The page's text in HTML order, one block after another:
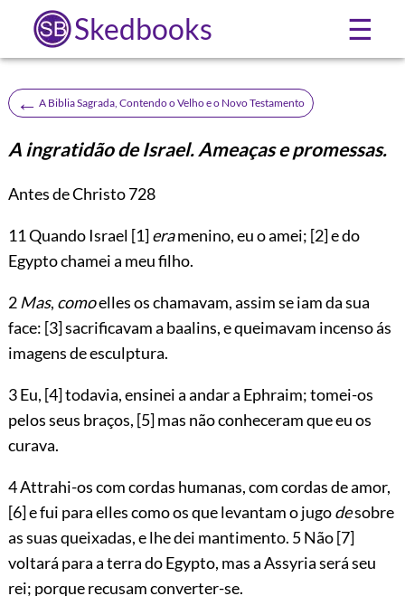
Skedbooks ☰
← A Biblia Sagrada, Contendo o Velho e o Novo Testamento
A ingratidão de Israel. Ameaças e promessas.
Antes de Christo 728
11Quando Israel [1]eramenino, eu o amei; [2]e do
Egypto chamei a meu filho.
2 Mas, comoelles os chamavam, assim se iam da sua
face: [3]sacrificavam a baalins, e queimavam incenso ás
imagens de esculptura.
3 Eu, [4]todavia, ensinei a andar a Ephraim; tomei-os
pelos seus braços, [5]mas não conheceram que eu os
curava.
4 Attrahi-os com cordas humanas, com cordas de amor,
[6]e fui para elles como os que levantam o jugodesobre
as suas queixadas, e lhe dei mantimento. 5 Não[7]
voltará para a terra do Egypto, mas a Assyria será seu
rei; porque recusam converter-se.